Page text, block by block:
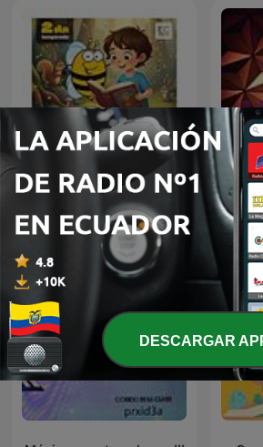
La abeja Vi-Vi
cuentacuentos
DESCARGAR